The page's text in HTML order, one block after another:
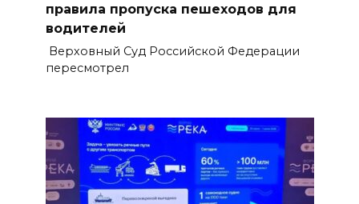
правила пропуска пешеходов для
водителей
Верховный Суд Российской Федерации
пересмотрел